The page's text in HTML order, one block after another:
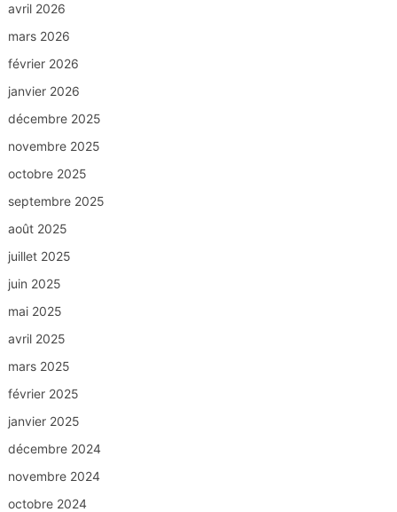
avril 2026
mars 2026
février 2026
janvier 2026
décembre 2025
novembre 2025
octobre 2025
septembre 2025
août 2025
juillet 2025
juin 2025
mai 2025
avril 2025
mars 2025
février 2025
janvier 2025
décembre 2024
novembre 2024
octobre 2024